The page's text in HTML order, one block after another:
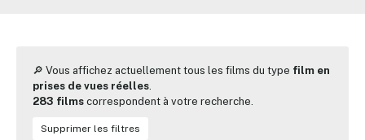
🔎 Vous affichez actuellement tous les films du type film en
prises de vues réelles.
283 films correspondent à votre recherche.
Supprimer les filtres